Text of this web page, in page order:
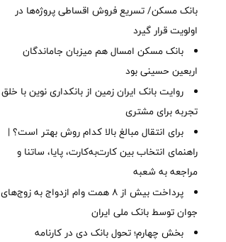
بانک مسکن/ تسریع فروش اقساطی پروژه‌ها در
اولویت قرار گیرد
بانک مسکن امسال هم میزبان جاماندگان
اربعین حسینی بود
روایت بانک ایران زمین از بانکداری نوین با خلق
تجربه برای مشتری
برای انتقال مبالغ بالا کدام روش بهتر است؟ |
راهنمای انتخاب بین کارت‌به‌کارت، پایا، ساتنا و
مراجعه به شعبه
پرداخت بیش از ۸ همت وام ازدواج به زوج‌های
جوان توسط بانک ملی ایران
بخش چهارم؛ تحول بانک دی در کارنامه